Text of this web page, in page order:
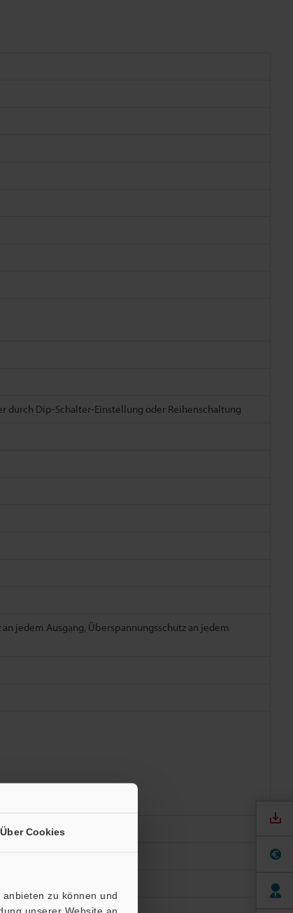
Über Cookies
zu können und
unserer Website an
Dip-Schalter-Einstellung oder Reihenschaltung
jedem Ausgang, Überspannungsschutz an jedem